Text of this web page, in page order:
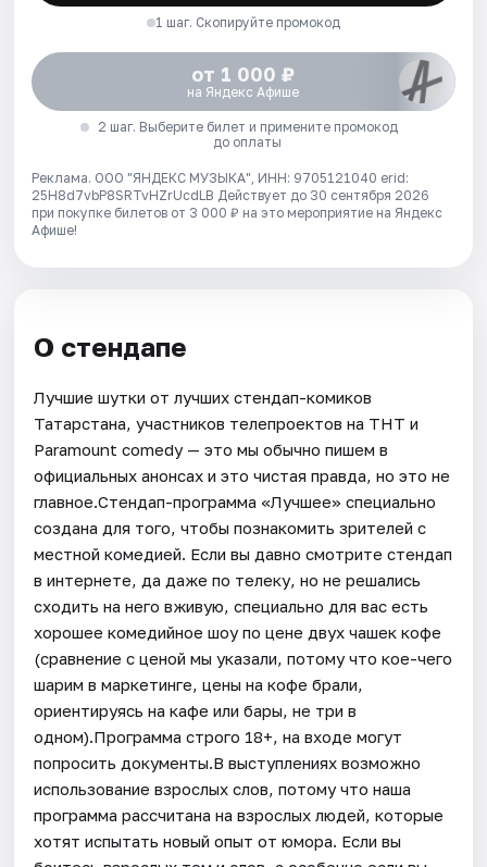
1 шаг. Скопируйте промокод
от 1 000 ₽
на Яндекс Афише
2 шаг. Выберите билет и примените промокод
до оплаты
Реклама. ООО "ЯНДЕКС МУЗЫКА", ИНН: 9705121040 erid:
25H8d7vbP8SRTvHZrUcdLB Действует до 30 сентября 2026
при покупке билетов от 3 000 ₽ на это мероприятие на Яндекс
Афише!
О стендапе
Лучшие шутки от лучших стендап-комиков
Татарстана, участников телепроектов на ТНТ и
Paramount comedy — это мы обычно пишем в
официальных анонсах и это чистая правда, но это не
главное.Стендап-программа «Лучшее» специально
создана для того, чтобы познакомить зрителей с
местной комедией. Если вы давно смотрите стендап
в интернете, да даже по телеку, но не решались
сходить на него вживую, специально для вас есть
хорошее комедийное шоу по цене двух чашек кофе
(сравнение с ценой мы указали, потому что кое-чего
шарим в маркетинге, цены на кофе брали,
ориентируясь на кафе или бары, не три в
одном).Программа строго 18+, на входе могут
попросить документы.В выступлениях возможно
использование взрослых слов, потому что наша
программа рассчитана на взрослых людей, которые
хотят испытать новый опыт от юмора. Если вы